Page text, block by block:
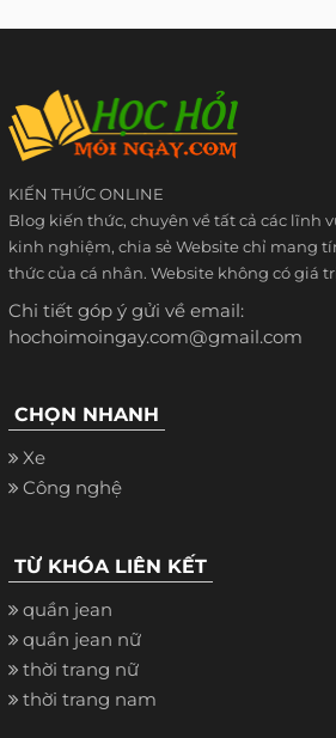
KIẾN THỨC ONLINE
Blog kiến thức, chuyên về tất cả các lĩnh
kinh nghiệm, chia sẻ Website chỉ mang
thức của cá nhân. Website không có giá
Chi tiết góp ý gửi về email:
hochoimoingay.com@gmail.com
CHỌN NHANH
Xe
Công nghệ
TỪ KHÓA LIÊN KẾT
quần jean
quần jean nữ
thời trang nữ
thời trang nam